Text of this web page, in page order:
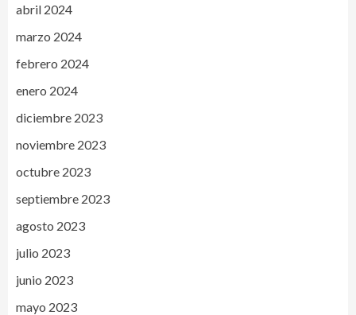
abril 2024
marzo 2024
febrero 2024
enero 2024
diciembre 2023
noviembre 2023
octubre 2023
septiembre 2023
agosto 2023
julio 2023
junio 2023
mayo 2023